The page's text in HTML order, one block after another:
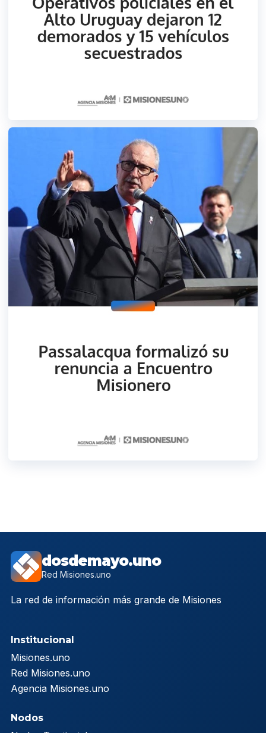
dosdemayo.uno
Red Misiones.uno
La red de información más grande de Misiones
Institucional
Misiones.uno
Red Misiones.uno
Agencia Misiones.uno
Nodos